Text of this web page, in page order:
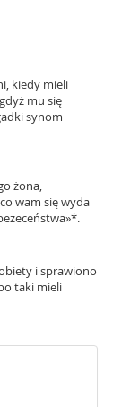
kiedy mieli
mu się
synom
żona,
wam się wyda
i sprawiono
taki mieli